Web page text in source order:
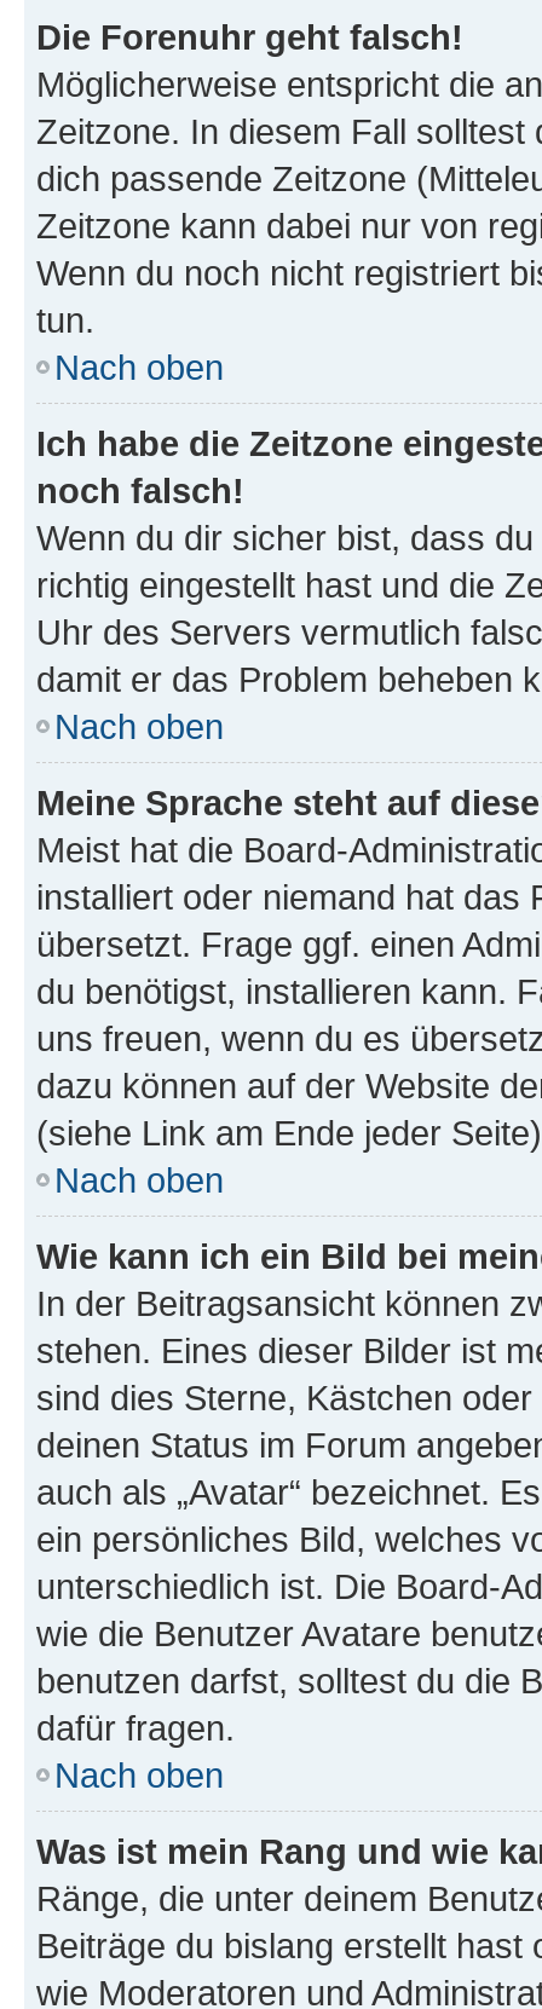
Die Forenuhr geht falsch!
Möglicherweise entspricht die
Zeitzone. In diesem Fall solltest
dich passende Zeitzone
Zeitzone kann dabei nur von
Wenn du noch nicht registriert
tun.
Nach oben
Ich habe die Zeitzone
noch falsch!
Wenn du dir sicher bist, dass
richtig eingestellt hast und die
Uhr des Servers vermutlich
damit er das Problem beheben
Nach oben
Meine Sprache steht auf
Meist hat die Board-
installiert oder niemand hat das
übersetzt. Frage ggf. einen
du benötigst, installieren kann.
uns freuen, wenn du es
dazu können auf der Website
(siehe Link am Ende jeder
Nach oben
Wie kann ich ein Bild bei
In der Beitragsansicht können
stehen. Eines dieser Bilder ist
sind dies Sterne, Kästchen
deinen Status im Forum
auch als „Avatar“ bezeichnet.
ein persönliches Bild, welches
unterschiedlich ist. Die Board-
wie die Benutzer Avatare
benutzen darfst, solltest du die
dafür fragen.
Nach oben
Was ist mein Rang und wie
Ränge, die unter deinem
Beiträge du bislang erstellt
wie Moderatoren und